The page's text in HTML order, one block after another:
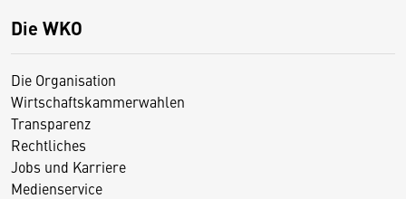
Die WKO
Die Organisation
Wirtschaftskammerwahlen
Transparenz
Rechtliches
Jobs und Karriere
Medienservice